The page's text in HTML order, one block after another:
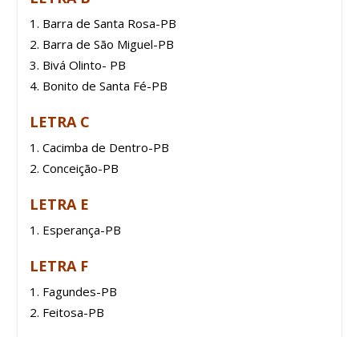
Barra de Santa Rosa-PB
Barra de São Miguel-PB
Bivá Olinto- PB
Bonito de Santa Fé-PB
LETRA C
Cacimba de Dentro-PB
Conceição-PB
LETRA E
Esperança-PB
LETRA F
Fagundes-PB
Feitosa-PB